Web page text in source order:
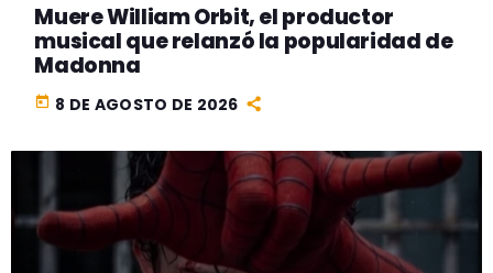
Muere William Orbit, el productor
musical que relanzó la popularidad de
Madonna
today 8 DE AGOSTO DE 2026